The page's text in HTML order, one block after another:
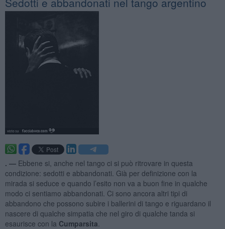
. — Ebbene si, anche nel tango ci si può ritrovare in questa
condizione: sedotti e abbandonati. Già per definizione con la
mirada si seduce e quando l’esito non va a buon fine in qualche
modo ci sentiamo abbandonati. Ci sono ancora altri tipi di
abbandono che possono subire i ballerini di tango e riguardano il
nascere di qualche simpatia che nel giro di qualche tanda si
esaurisce con la Cumparsita